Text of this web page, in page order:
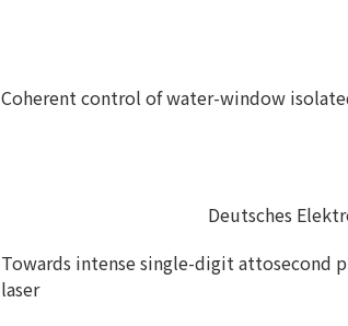
Coherent control of water-window
Deutsches
Towards intense single-digit attosecond
laser